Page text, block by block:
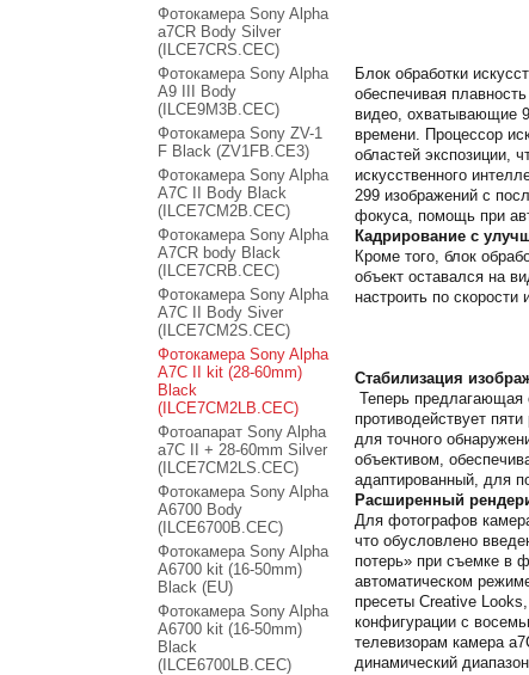
Блок обработки
обеспечивая
видео, охватывающие
времени. Процессор
областей экспозиции,
искусственного
299 изображений с
фокуса, помощь при
Кадрирование с
Кроме того, блок
объект оставался на
настроить по
Стабилизация
Теперь предлагающая
противодействует
для точного
объективом,
адаптированный, для
Расширенный
Для фотографов
что обусловлено
потерь» при съемке в
автоматическом
пресеты Creative
конфигурации с
телевизорам камера
динамический
Фотокамера Sony Alpha
a7CR Body Silver
(ILCE7CRS.CEC)
Фотокамера Sony Alpha
A9 III Body
(ILCE9M3B.CEC)
Фотокамера Sony ZV-1
F Black (ZV1FB.CE3)
Фотокамера Sony Alpha
A7C II Body Black
(ILCE7CM2B.CEC)
Фотокамера Sony Alpha
A7CR body Black
(ILCE7CRB.CEC)
Фотокамера Sony Alpha
A7C II Body Siver
(ILCE7CM2S.CEC)
Фотокамера Sony Alpha
A7C II kit (28-60mm)
Black
(ILCE7CM2LB.CEC)
Фотоапарат Sony Alpha
a7C II + 28-60mm Silver
(ILCE7CM2LS.CEC)
Фотокамера Sony Alpha
A6700 Body
(ILCE6700B.CEC)
Фотокамера Sony Alpha
A6700 kit (16-50mm)
Black (EU)
Фотокамера Sony Alpha
A6700 kit (16-50mm)
Black
(ILCE6700LB.CEC)